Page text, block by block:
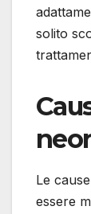
solito
Le
essere